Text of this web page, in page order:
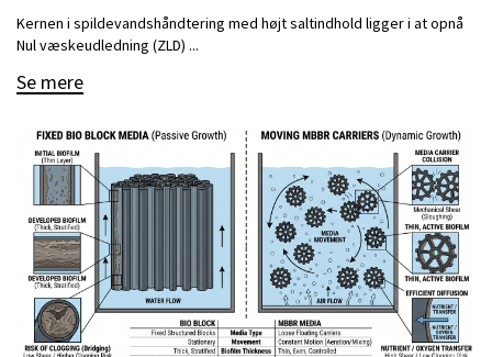
Kernen i spildevandshåndtering med højt saltindhold ligger i at opnå
Nul væskeudledning (ZLD) ...
Se mere